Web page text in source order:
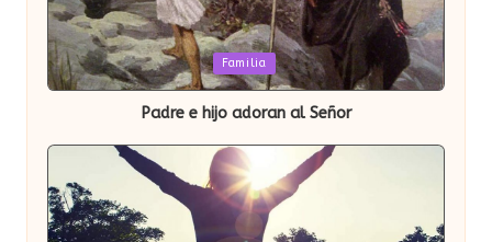
Publicada
en
Familia
Padre e hijo adoran al Señor